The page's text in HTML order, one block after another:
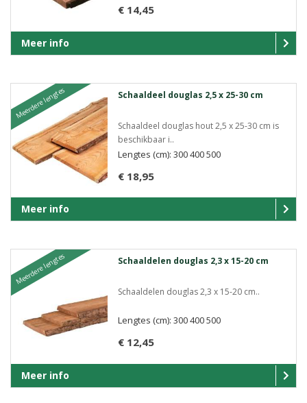
€ 14,45
Meer info
Meerdere lengtes Schaaldeel douglas 2,5 x 25-30 cm
Schaaldeel douglas hout 2,5 x 25-30 cm is
beschikbaar i..
€ 18,95
Lengtes (cm): 300 400 500
Meer info
Meerdere lengtes Schaaldelen douglas 2,3 x 15-20 cm
Schaaldelen douglas 2,3 x 15-20 cm..
€ 12,45
Lengtes (cm): 300 400 500
Meer info